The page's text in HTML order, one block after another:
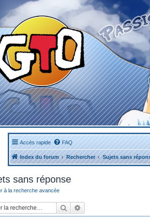
Accès rapide FAQ
Index du forum Rechercher Sujets sans
sans réponse
à la recherche avancée
Rechercher